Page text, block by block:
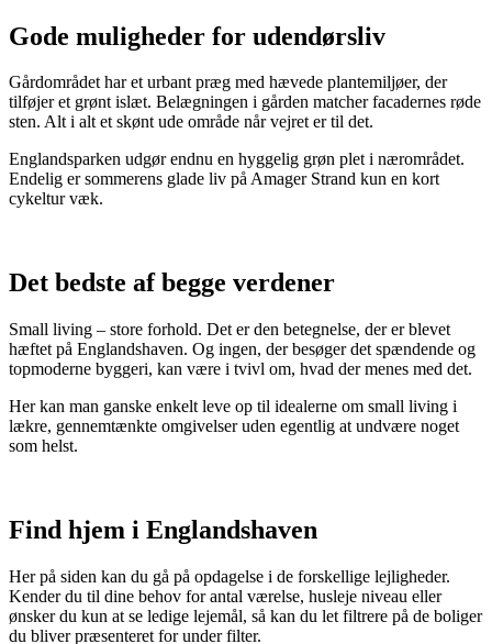
Gode muligheder for udendørsliv
Gårdområdet har et urbant præg med hævede plantemiljøer, der
tilføjer et grønt islæt. Belægningen i gården matcher facadernes røde
sten. Alt i alt et skønt ude område når vejret er til det.
Englandsparken udgør endnu en hyggelig grøn plet i nærområdet.
Endelig er sommerens glade liv på Amager Strand kun en kort
cykeltur væk.
Det bedste af begge verdener
Small living – store forhold. Det er den betegnelse, der er blevet
hæftet på Englandshaven. Og ingen, der besøger det spændende og
topmoderne byggeri, kan være i tvivl om, hvad der menes med det.
Her kan man ganske enkelt leve op til idealerne om small living i
lækre, gennemtænkte omgivelser uden egentlig at undvære noget
som helst.
Find hjem i Englandshaven
Her på siden kan du gå på opdagelse i de forskellige lejligheder.
Kender du til dine behov for antal værelse, husleje niveau eller
ønsker du kun at se ledige lejemål, så kan du let filtrere på de boliger
du bliver præsenteret for under filter.